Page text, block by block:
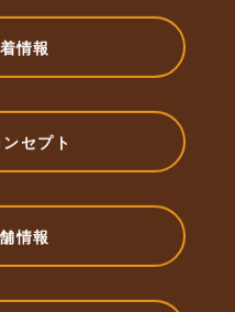
情報
ンセプト
情報